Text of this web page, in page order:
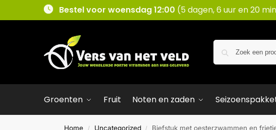
Bestel voor woensdag 12:00 (5 dagen, 6 uur en 20
Groenten Fruit Noten en zaden
Home / Uncategorized / Biefstuk met oesterzwammen en